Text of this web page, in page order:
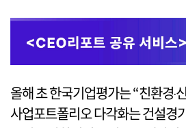
올해 초 한국기업평가는 “친환경‧
사업포트폴리오 다각화는 건설경